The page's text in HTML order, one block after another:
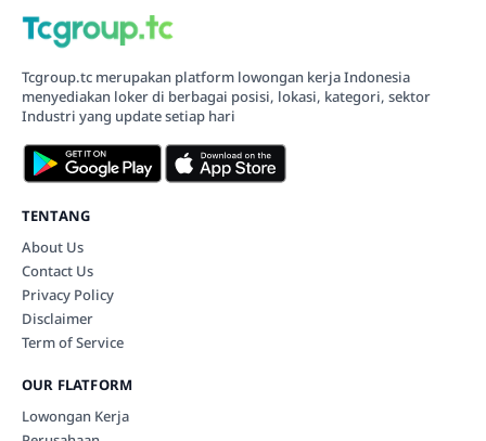
Tcgroup.tc merupakan platform lowongan kerja Indonesia
menyediakan loker di berbagai posisi, lokasi, kategori, sektor
Industri yang update setiap hari
TENTANG
About Us
Contact Us
Privacy Policy
Disclaimer
Term of Service
OUR FLATFORM
Lowongan Kerja